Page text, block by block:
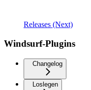
Releases (Next)
Windsurf-Plugins
Changelog
Loslegen